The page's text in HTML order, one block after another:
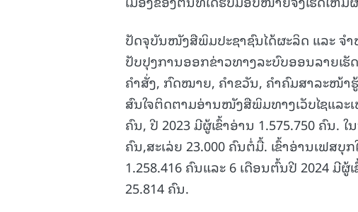
ປັດຈຸບັນໜັງສືພິມປະຊາຊົນໄດ້ຜະລິດ ແລະ ຈໍ
ປັບປຸງການອອກຂ່າວທາງລະບົບອອນລາຍເຮັ
ຄໍາສັ່ງ, ກົດໝາຍ, ຄໍາຂວັນ, ຄໍາຄົມສາລະໜ້າ
ສົນໃຈຕິດຕາມອ່ານໜັງສືພິມທາງເວັບໄຊແລະ
ຄົນ, ປີ 2023 ມີຜູ້ເຂົ້າອ່ານ 1.575.750 ຄົນ.
ຄົນ,ສະເລ່ຍ 23.000 ຄົນຕໍ່ມື້. ເຂົ້າອ່ານເຟສບຸ
1.258.416 ຄົນແລະ 6 ເດືອນຕົ້ນປີ 2024
25.814 ຄົນ.